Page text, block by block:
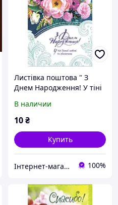
Листівка поштова " З
Днем Народження! У тіні
убезпечена"
В наличии
10₴
Купить
Інтернет-магазин Християнської книги 100%